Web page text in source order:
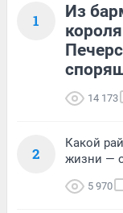
1
Из
14 173
2
Какой
жизни —
5 970